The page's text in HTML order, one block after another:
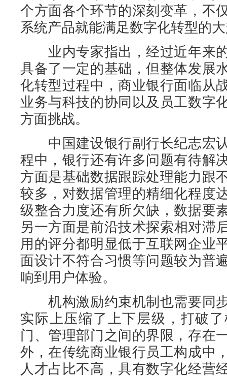
个方面各个环节的深刻变革，不
系统产品就能满足数字化转型的
业内专家指出，经过近年来
具备了一定的基础，但整体发展
化转型过程中，商业银行面临从
业务与科技的协同以及员工数字
方面挑战。
中国建设银行副行长纪志宏
程中，银行还有许多问题有待解
方面是基础数据跟踪处理能力跟
较多，对数据管理的精细化程度
级整合力度还有所欠缺，数据要
另一方面是前沿技术探索相对滞
用的评分都明显低于互联网企业
面设计不符合习惯等问题较为普
响到用户体验。
机构激励约束机制也需要同
实际上压缩了上下层级，打破
门、管理部门之间的界限，存在
外，在传统商业银行员工构成中
人才占比不高，具有数字化经营